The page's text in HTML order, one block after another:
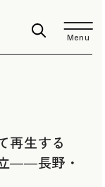
Menu
再生する
――長野・